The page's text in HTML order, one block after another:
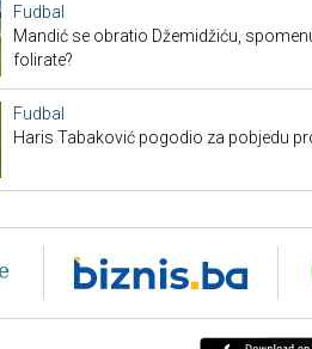
Fudbal
Mandić se obratio Džemidžiću,
folirate?
Fudbal
Haris Tabaković pogodio za pobjedu